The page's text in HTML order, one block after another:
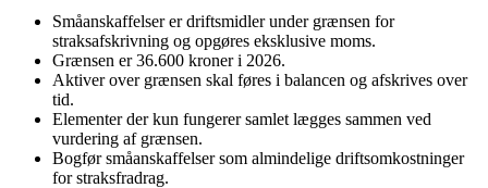
Småanskaffelser er driftsmidler under grænsen for
straksafskrivning og opgøres eksklusive moms.
Grænsen er 36.600 kroner i 2026.
Aktiver over grænsen skal føres i balancen og afskrives over
tid.
Elementer der kun fungerer samlet lægges sammen ved
vurdering af grænsen.
Bogfør småanskaffelser som almindelige driftsomkostninger
for straksfradrag.